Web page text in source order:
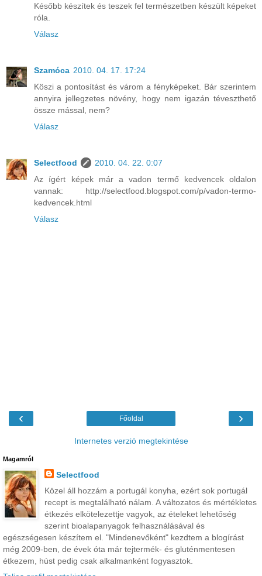
Később készítek és teszek fel természetben készült képeket
róla.
Válasz
Szamóca 2010. 04. 17. 17:24
Köszi a pontosítást és várom a fényképeket. Bár szerintem
annyira jellegzetes növény, hogy nem igazán téveszthető
össze mással, nem?
Válasz
Selectfood
2010. 04. 22. 0:07
Az ígért képek már a vadon termő kedvencek oldalon
vannak: http://selectfood.blogspot.com/p/vadon-termo-
kedvencek.html
Válasz
‹ ›
Főoldal
Internetes verzió megtekintése
Magamról
Selectfood
Közel áll hozzám a portugál konyha, ezért sok portugál
recept is megtalálható nálam. A változatos és mértékletes
étkezés elkötelezettje vagyok, az ételeket lehetőség
szerint bioalapanyagok felhasználásával és
egészségesen készítem el. "Mindenevőként" kezdtem a blogírást
még 2009-ben, de évek óta már tejtermék- és gluténmentesen
étkezem, húst pedig csak alkalmanként fogyasztok.